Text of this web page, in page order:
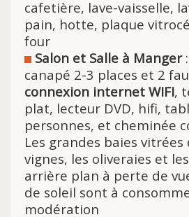
cafetière, lave-vaisselle,
pain, hotte, plaque
four
Salon et Salle à Manger:
canapé 2-3 places et 2
connexion internet WIFI,
plat, lecteur DVD, hifi,
personnes, et cheminée
Les grandes baies
vignes, les oliveraies et
arrière plan à perte de
de soleil sont à
modération